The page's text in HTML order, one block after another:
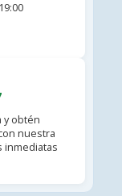
y obtén
nuestra
inmediatas